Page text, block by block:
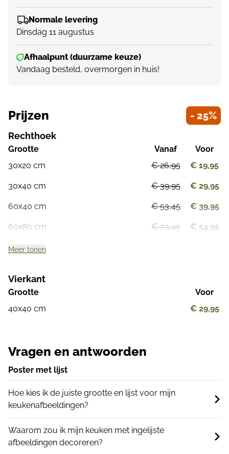
Normale levering
Dinsdag 11 augustus
Afhaalpunt (duurzame keuze)
Vandaag besteld, overmorgen in huis!
Vragen en antwoorden
Poster met lijst
Hoe kies ik de juiste grootte en lijst voor mijn
keukenafbeeldingen?
Waarom zou ik mijn keuken met ingelijste
afbeeldingen decoreren?
Prijzen - 25%
Rechthoek
Grootte
30x20 cm
30x40 cm
60x40 cm
60x80 cm
Vanaf
€ 26,95
€ 39,95
€ 53,45
€ 73,45
Voor
€ 19,95
€ 29,95
€ 39,95
€ 54,95
Meer tonen
Vierkant
Grootte
40x40 cm
Voor
€ 29,95